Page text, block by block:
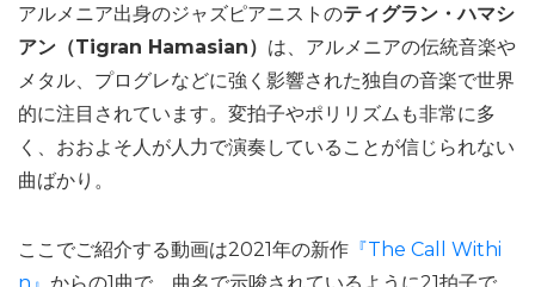
アルメニア出身のジャズピアニストのティグラン・ハマシ
アン（Tigran Hamasian） は、アルメニアの伝統音楽や
メタル、プログレなどに強く影響された独自の音楽で世界
的に注目されています。変拍子やポリリズムも非常に多
く、おおよそ人が人力で演奏していることが信じられない
曲ばかり。
ここでご紹介する動画は2021年の新作 『The Call Withi